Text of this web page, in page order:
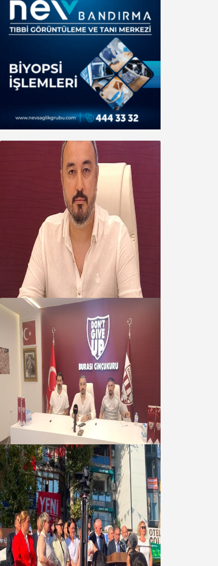
Oğuzbeyi’nden Balıkesirspor
yönetimine cevap : Herkes kendine
yakışanı yapar, buluttan nem
kapmayın!
07 Ağustos 2026
Oğuzbeyi : Transferlerde takımın
geleceğini, kulübün ekonomisini
düşündük
Yeni Parti Bandırma Teşkilatı kuruldu
06 Ağustos 2026